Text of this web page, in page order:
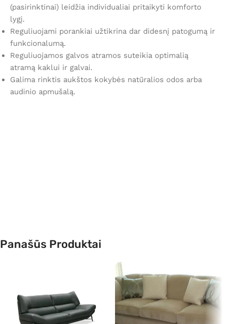
(pasirinktinai) leidžia individualiai pritaikyti komforto
lygį.
Reguliuojami porankiai užtikrina dar didesnį patogumą ir
funkcionalumą.
Reguliuojamos galvos atramos suteikia optimalią
atramą kaklui ir galvai.
Galima rinktis aukštos kokybės natūralios odos arba
audinio apmušalą.
Panašūs Produktai